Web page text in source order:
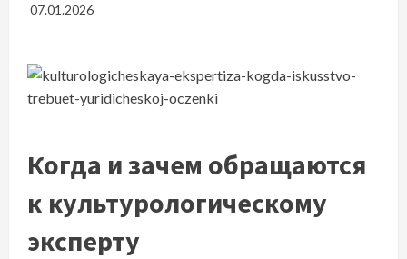
07.01.2026
Когда и зачем обращаются
к культурологическому
эксперту